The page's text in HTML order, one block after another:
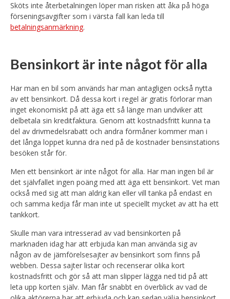
Sköts inte återbetalningen löper man risken att åka på höga
förseningsavgifter som i värsta fall kan leda till
betalningsanmärkning.
Bensinkort är inte något för alla
Har man en bil som används har man antagligen också nytta
av ett bensinkort. Då dessa kort i regel är gratis förlorar man
inget ekonomiskt på att äga ett så länge man undviker att
delbetala sin kreditfaktura. Genom att kostnadsfritt kunna ta
del av drivmedelsrabatt och andra förmåner kommer man i
det långa loppet kunna dra ned på de kostnader bensinstations
besöken står för.
Men ett bensinkort är inte något för alla. Har man ingen bil är
det självfallet ingen poäng med att äga ett bensinkort. Vet man
också med sig att man aldrig kan eller vill tanka på endast en
och samma kedja får man inte ut speciellt mycket av att ha ett
tankkort.
Skulle man vara intresserad av vad bensinkorten på
marknaden idag har att erbjuda kan man använda sig av
någon av de jämförelsesajter av bensinkort som finns på
webben. Dessa sajter listar och recenserar olika kort
kostnadsfritt och gör så att man slipper lägga ned tid på att
leta upp korten själv. Man får snabbt en överblick av vad de